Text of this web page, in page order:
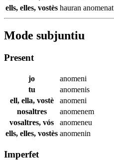
ells, elles, vostès hauran anomenat
Mode subjuntiu
Present
jo
anomeni
tu
anomenis
ell, ella, vostè
anomeni
nosaltres
anomenem
vosaltres, vós
anomeneu
ells, elles, vostès anomenin
Imperfet